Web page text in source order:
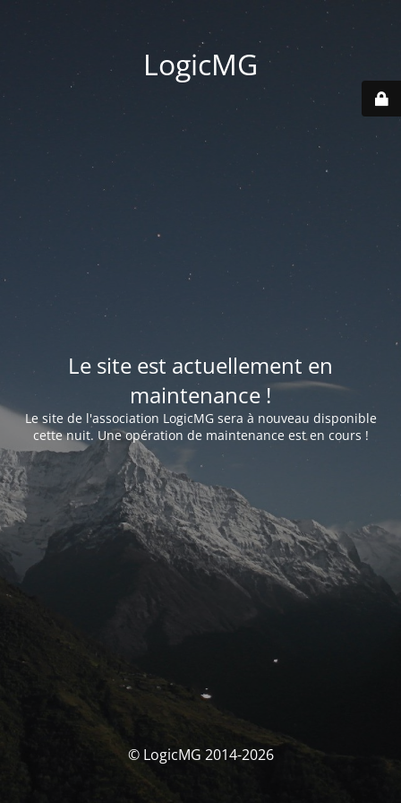
LogicMG
Le site est actuellement en
maintenance !
Le site de l'association LogicMG sera à nouveau disponible
cette nuit. Une opération de maintenance est en cours !
© LogicMG 2014-2026